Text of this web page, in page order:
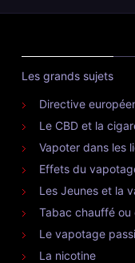
Les grands sujets
Directive
Le CBD et la
Vapoter dans les
Effets du
Les Jeunes et la
Tabac chauffé
Le vapotage
La nicotine